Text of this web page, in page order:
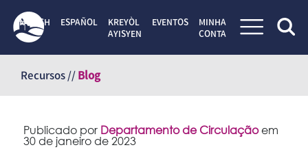
para
conteúdo
ENGLISH ESPAÑOL
KREYÒL
AYISYEN
EVENTOS
MINHA
CONTA
Recursos //Blog
Publicado por Departamento de Circulaçãoem
30 de janeiro de 2023